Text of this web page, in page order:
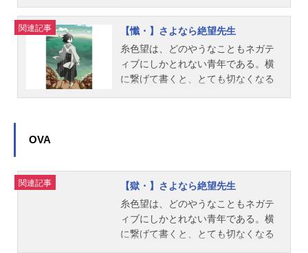
やうなこともポジティブにしかとれ
ない生徒、何事もきつちりとしてい
ないと気がすまなひ生徒、なにかと
怪我ばかりしてゐる生徒、メールで
しか会話のできない生徒など、もし
また逆に、望は生徒たちからどのや
うな影響を受けるのだらうか。絶望
先生との、絶望的な学校生活が始ま
ろうとしてゐる。作品名さよなら絶
望先生放送形態TVアニメスケジュー
ごとに「絶望した」と死にたがり、
でも本当には死ねないような、困つ
た人間だ。彼が赴任した学校の二の
へ組は、どのやうなことにもポジテ
ィブにしかとれない生徒、何事もき
ズさよなら絶望先生スケジュール200
8年1月5日（土）～3月29日（土）tvk
ほか話数全13話キャスト糸色望：神
谷浩史風浦可符香：野中藍木津千
里：井上麻里奈小森霧・三珠真夜：
関連記事
【懺・】さよなら絶望先生
糸色望は、どのやうなこともネガテ
ィブにしかとれない青年である。横
に繋げて書くと、とても切なくなる
にしかとれない生徒、何事もきつち
りとしていないと気がすまなひ生徒
など、もしかしたら彼以上に厄介な
人間が数多く在籍するやうな学級だ
った。どこまでも後ろ向きな考えの
OVA
関連記事
【獄・】さよなら絶望先生
糸色望は、どのやうなこともネガテ
ィブにしかとれない青年である。横
に繋げて書くと、とても切なくなる